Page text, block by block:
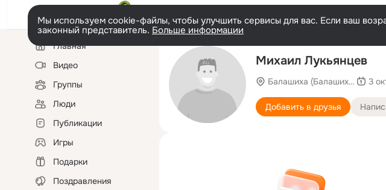
Мы используем cookie-файлы, чтобы улучшить сервисы для вас. Если ваш
законный представитель. Больше информации
Левая
колонкаГлавная
Видео
Группы
Люди
Публикации
Игры
Подарки
Поздравления
Михаил Лукьянцев
Балашиха (Балашихинский
3
Добавить в друзья